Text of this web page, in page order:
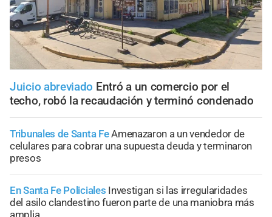
Juicio abreviado Entró a un comercio por el
techo, robó la recaudación y terminó condenado
Tribunales de Santa FeAmenazaron a un vendedor de
celulares para cobrar una supuesta deuda y terminaron
presos
En Santa Fe Policiales Investigan si las irregularidades
del asilo clandestino fueron parte de una maniobra más
amplia